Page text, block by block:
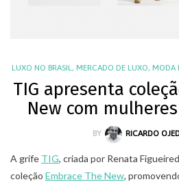
LUXO NO BRASIL, MERCADO DE LUXO, MODA
TIG apresenta
New com
BY RICARDO
A grife TIG, criada por Renata
coleção Embrace The New,